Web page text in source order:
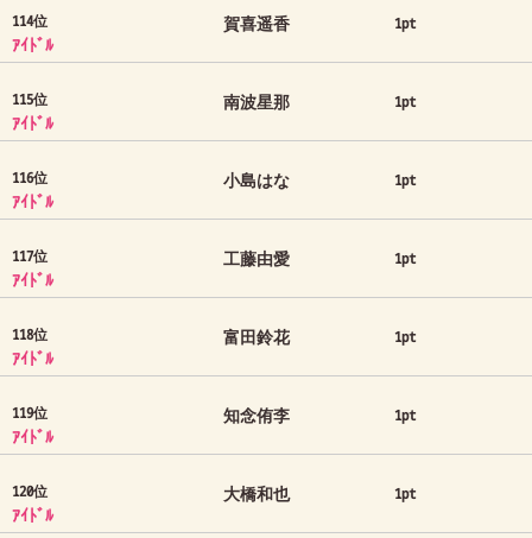
114位
ｱｲﾄﾞﾙ
賀喜遥香 1pt
115位
ｱｲﾄﾞﾙ
南波星那 1pt
116位
ｱｲﾄﾞﾙ
小島はな 1pt
117位
ｱｲﾄﾞﾙ
工藤由愛 1pt
118位
ｱｲﾄﾞﾙ
富田鈴花 1pt
119位
ｱｲﾄﾞﾙ
知念侑李 1pt
120位
ｱｲﾄﾞﾙ
大橋和也 1pt